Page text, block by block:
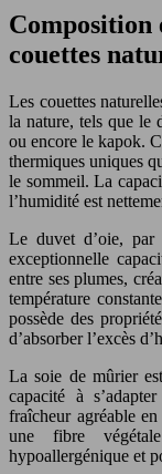
Composition
couettes
Les couettes
la nature, tels que le
ou encore le kapok.
thermiques uniques
le sommeil. La
l’humidité est
Le duvet d’oie, par
exceptionnelle
entre ses plumes,
température
possède des
d’absorber l’excès
La soie de mûrier
capacité à
fraîcheur agréable
une fibre
hypoallergénique et